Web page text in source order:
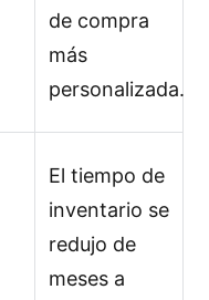
de compra
más
personalizada.
El tiempo de
inventario se
redujo de
meses a